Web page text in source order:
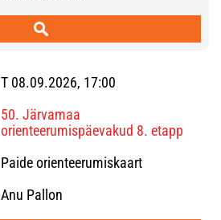
T 08.09.2026, 17:00
50. Järvamaa
orienteerumispäevakud 8. etapp
Paide orienteerumiskaart
Anu Pallon